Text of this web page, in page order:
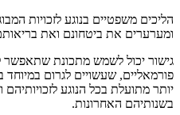
הליכים משפטיים בנוגע לזכויות
ומערערים את ביטחונם ואת
גישור יכול לשמש מתכונת שתאפשר
פורמאליים, שעשויים לגרום
יותר מתועלת בכל הנוגע
בשנותיהם האחרונות.